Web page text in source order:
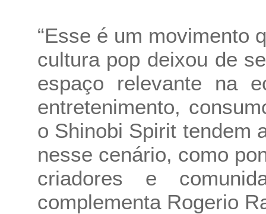
“Esse é um movimento
cultura pop deixou de
espaço relevante na
entretenimento,
o Shinobi Spirit tendem
nesse cenário, como
criadores e
complementa Rogerio